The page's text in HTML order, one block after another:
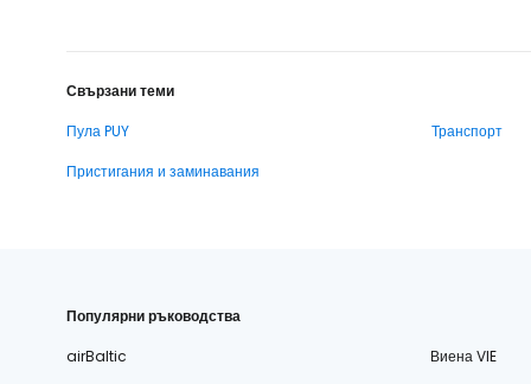
Свързани теми
Пула PUY
Транспорт
Пристигания и заминавания
Популярни ръководства
airBaltic
Виена VIE